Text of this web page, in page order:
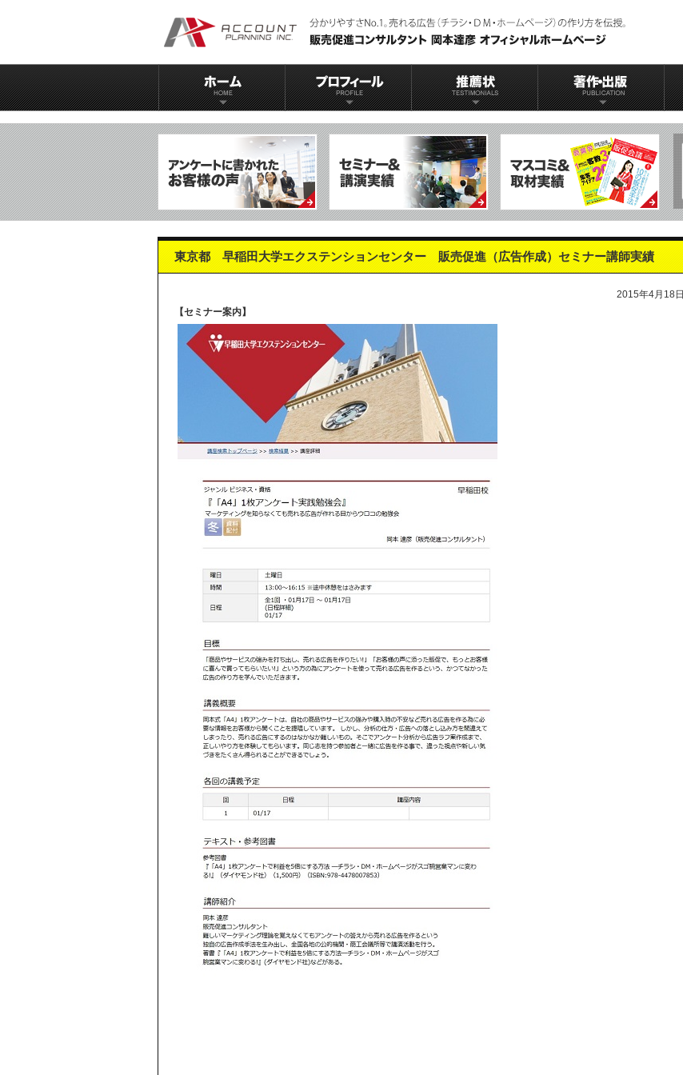
東京都 早稲田大学エクステンションセンター 販売促進（広告作成）セミナー講師実績
2015年4月18日
【セミナー案内】